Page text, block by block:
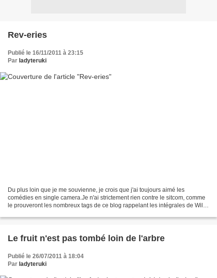
Rev-eries
Publié le 16/11/2011 à 23:15
Par ladyteruki
Du plus loin que je me souvienne, je crois que j'ai toujours aimé les
comédies en single camera.Je n'ai strictement rien contre le sitcom, comme
le prouveront les nombreux tags de ce blog rappelant les intégrales de Will
Le fruit n'est pas tombé loin de l'arbre
Publié le 26/07/2011 à 18:04
Par ladyteruki